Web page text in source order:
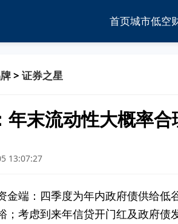
首页城市低空
> 证券之星
年末流动性大概率
13:07:27
金端：四季度为年内政府债供给低
；考虑到来年信贷开门红及政府债